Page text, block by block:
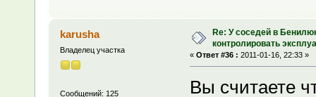
karusha
Владелец участка
Сообщений: 125
Re: У соседей в
контролировать
« Ответ #36 : 2011-01-16, 22:33 »
Вы считаете